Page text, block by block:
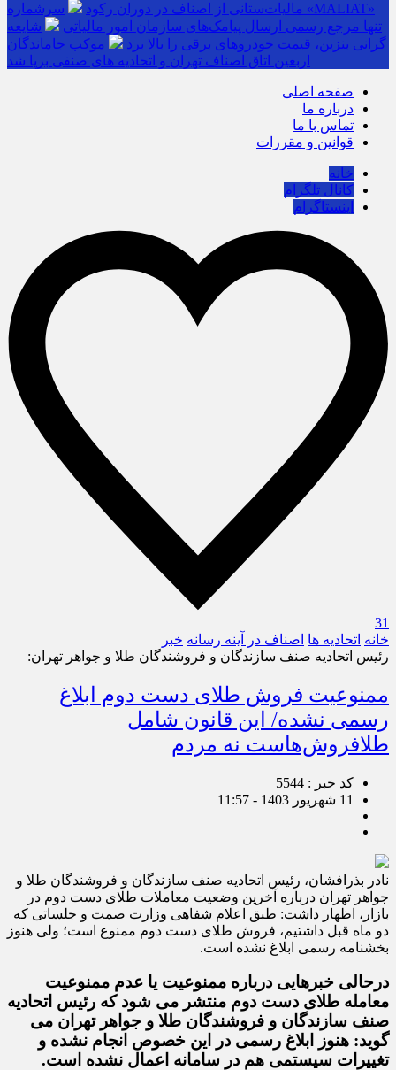
مالیات‌ستانی از اصناف در دوران رکود
سرشماره «MALIAT»
تنها مرجع رسمی ارسال پیامک‌های سازمان امور مالیاتی
شایعه
گرانی بنزین، قیمت خودروهای برقی را بالا برد
موکب جاماندگان
اربعین اتاق اصناف تهران و اتحادیه های صنفی برپا شد
صفحه اصلی
درباره ما
تماس با ما
قوانین و مقررات
خانه
کانال تلگرام
اینستاگرام
31
خانه اتحادیه ها اصناف در آینه رسانه خبر
رئیس اتحادیه صنف سازندگان و فروشندگان طلا و جواهر تهران:
ممنوعیت فروش طلای دست دوم ابلاغ
رسمی نشده/ این قانون شامل
طلافروش‌هاست نه مردم
کد خبر : 5544
11 شهریور 1403 - 11:57
نادر بذرافشان، رئیس اتحادیه صنف سازندگان و فروشندگان طلا و
جواهر تهران درباره آخرین وضعیت معاملات طلای دست دوم در
بازار، اظهار داشت: طبق اعلام شفاهی وزارت صمت و جلساتی که
دو ماه قبل داشتیم، فروش طلای دست دوم ممنوع است؛ ولی هنوز
بخشنامه رسمی ابلاغ نشده است.
درحالی خبرهایی درباره ممنوعیت یا عدم ممنوعیت
معامله طلای دست دوم منتشر می شود که رئیس اتحادیه
صنف سازندگان و فروشندگان طلا و جواهر تهران می
گوید: هنوز ابلاغ رسمی در این خصوص انجام نشده و
تغییرات سیستمی هم در سامانه اعمال نشده است.